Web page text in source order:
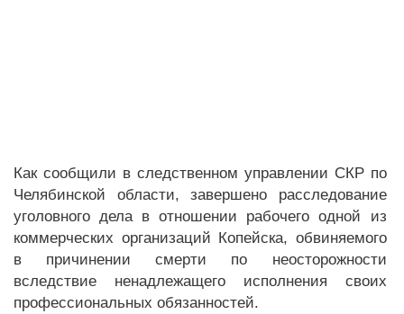
Как сообщили в следственном управлении СКР по
Челябинской области, завершено расследование
уголовного дела в отношении рабочего одной из
коммерческих организаций Копейска, обвиняемого
в причинении смерти по неосторожности
вследствие ненадлежащего исполнения своих
профессиональных обязанностей.